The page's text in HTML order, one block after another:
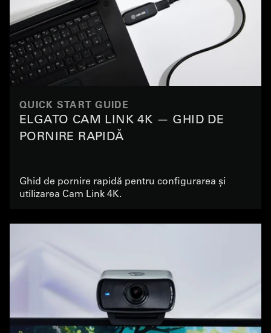
QUICK START GUIDE
ELGATO CAM LINK 4K — GHID DE
PORNIRE RAPIDĂ
Ghid de pornire rapidă pentru configurarea și
utilizarea Cam Link 4K.